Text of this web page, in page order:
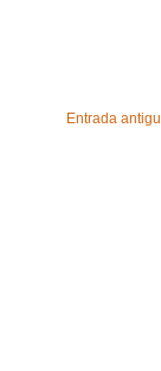
Entrada